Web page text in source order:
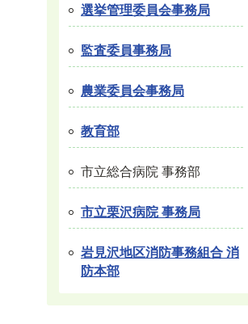
選挙管理委員会事務局
監査委員事務局
農業委員会事務局
教育部
市立総合病院 事務部
市立栗沢病院 事務局
岩見沢地区消防事務組合 消
防本部